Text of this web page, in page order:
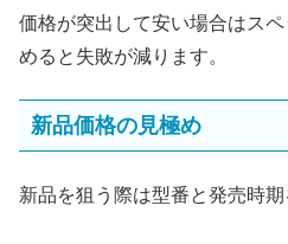
価格が突出して安い場合はス
めると失敗が減ります。
新品価格の見極め
新品を狙う際は型番と発売時期